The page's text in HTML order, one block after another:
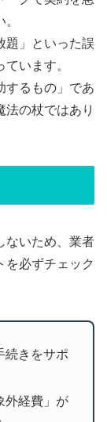
題」といった誤
います。
するもの」であ
法の杖ではあり
ないため、業者
を必ずチェック
続きをサポ
外経費」が